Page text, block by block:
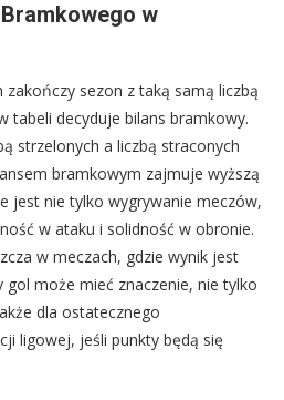
w
zakończy sezon z taką samą liczbą
tabeli decyduje bilans bramkowy.
strzelonych a liczbą straconych
bramkowym zajmuje wyższą
jest nie tylko wygrywanie meczów,
w ataku i solidność w obronie.
w meczach, gdzie wynik jest
może mieć znaczenie, nie tylko
dla ostatecznego
ligowej, jeśli punkty będą się